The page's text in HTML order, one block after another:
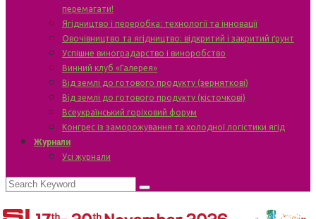
перемагати!
Ягідництво і переробка: технології та інновації
Овочівництво та ягідництво: відкритий і закритий ґрунт
Успішне виноградарство і виноробство
Винний клуб «Галерея»
Від землі до готового продукту (зерняткові)
Від землі до готового продукту (кісточкові)
Всеукраїнський горіховий форум
Конгрес із заморожування та холодної логістики ягід
Журнали
Усі журнали